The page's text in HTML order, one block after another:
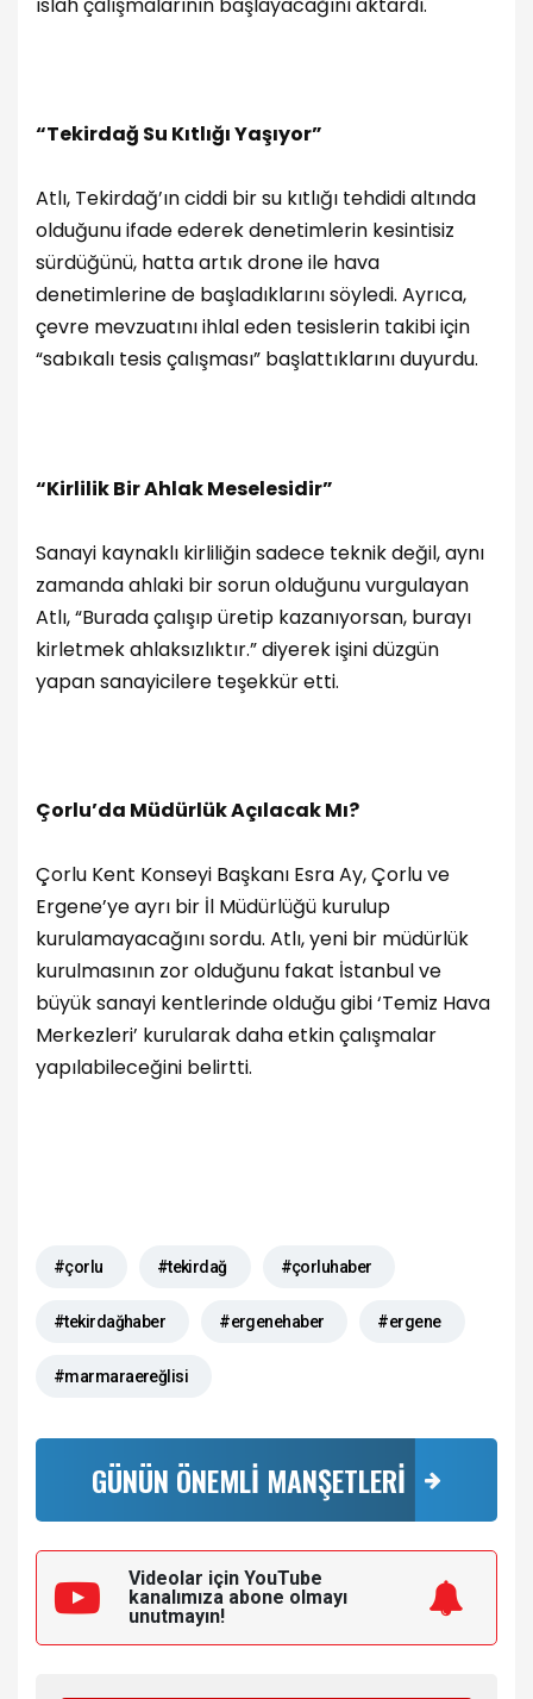
“Tekirdağ Su Kıtlığı Yaşıyor”
Atlı, Tekirdağ’ın ciddi bir su kıtlığı tehdidi altında
olduğunu ifade ederek denetimlerin kesintisiz
sürdüğünü, hatta artık drone ile hava
denetimlerine de başladıklarını söyledi. Ayrıca,
çevre mevzuatını ihlal eden tesislerin takibi için
“sabıkalı tesis çalışması” başlattıklarını duyurdu.
“Kirlilik Bir Ahlak Meselesidir”
Sanayi kaynaklı kirliliğin sadece teknik değil, aynı
zamanda ahlaki bir sorun olduğunu vurgulayan
Atlı, “Burada çalışıp üretip kazanıyorsan, burayı
kirletmek ahlaksızlıktır.” diyerek işini düzgün
yapan sanayicilere teşekkür etti.
Çorlu’da Müdürlük Açılacak Mı?
Çorlu Kent Konseyi Başkanı Esra Ay, Çorlu ve
Ergene’ye ayrı bir İl Müdürlüğü kurulup
kurulamayacağını sordu. Atlı, yeni bir müdürlük
kurulmasının zor olduğunu fakat İstanbul ve
büyük sanayi kentlerinde olduğu gibi ‘Temiz Hava
Merkezleri’ kurularak daha etkin çalışmalar
yapılabileceğini belirtti.
#çorlu #tekirdağ #çorluhaber
#tekirdağhaber #ergenehaber #ergene
#marmaraereğlisi
GÜNÜN ÖNEMLİ MANŞETLERİ
Videolar için YouTube
kanalımıza abone olmayı
unutmayın!